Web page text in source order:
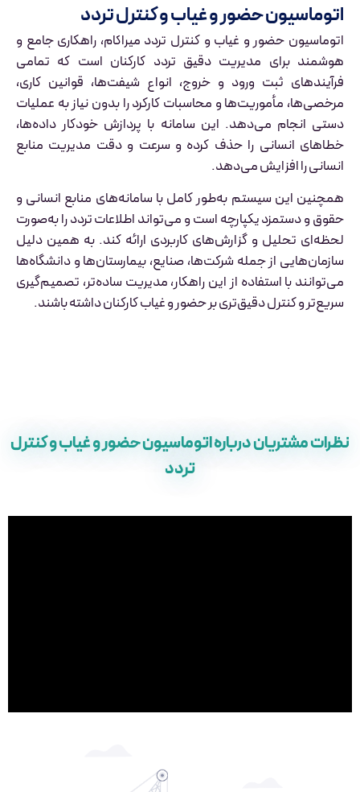
اتوماسیون حضور و غیاب و کنترل تردد
اتوماسیون حضور و غیاب و کنترل تردد میراکام، راهکاری جامع و
هوشمند برای مدیریت دقیق تردد کارکنان است که تمامی
فرآیندهای ثبت ورود و خروج، انواع شیفت‌ها، قوانین کاری،
مرخصی‌ها، مأموریت‌ها و محاسبات کارکرد را بدون نیاز به عملیات
دستی انجام می‌دهد. این سامانه با پردازش خودکار داده‌ها،
خطاهای انسانی را حذف کرده و سرعت و دقت مدیریت منابع
انسانی را افزایش می‌دهد.
همچنین این سیستم به‌طور کامل با سامانه‌های منابع انسانی و
حقوق و دستمزد یکپارچه است و می‌تواند اطلاعات تردد را به‌صورت
لحظه‌ای تحلیل و گزارش‌های کاربردی ارائه کند. به همین دلیل
سازمان‌هایی از جمله شرکت‌ها، صنایع، بیمارستان‌ها و دانشگاه‌ها
می‌توانند با استفاده از این راهکار، مدیریت ساده‌تر، تصمیم‌گیری
سریع‌تر و کنترل دقیق‌تری بر حضور و غیاب کارکنان داشته باشند.
نظرات مشتریان درباره اتوماسیون حضور و غیاب و کنترل
تردد